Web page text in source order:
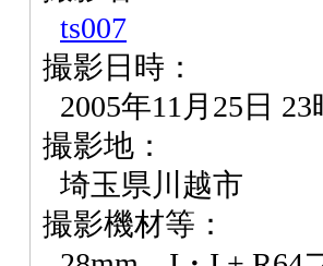
ts007
撮影日時：
2005年11月25日
撮影地：
埼玉県川越市
撮影機材等：